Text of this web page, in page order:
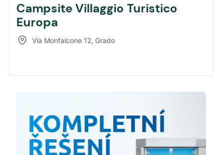
Campsite Villaggio Turistico
Europa
Via Monfalcone 12, Grado